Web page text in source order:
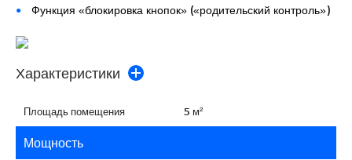
Функция «блокировка кнопок» («родительский контроль»)
Характеристики
Площадь помещения 5 м²
Мощность